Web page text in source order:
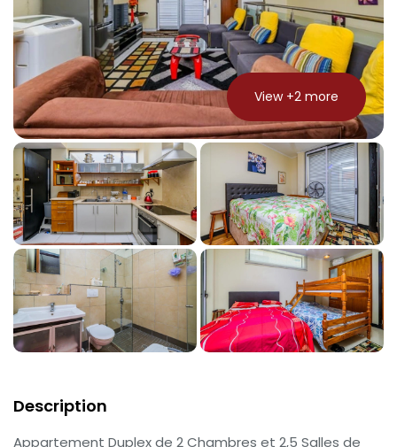
View +2 more
Description
Appartement Duplex de 2 Chambres et 2,5 Salles de